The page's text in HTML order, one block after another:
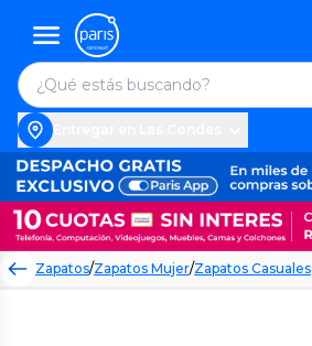
Zapatos/Zapatos Mujer/Zapatos Casuales